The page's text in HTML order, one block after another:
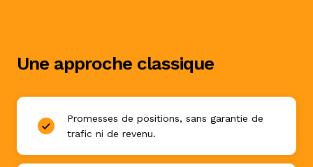
Une approche classique
Promesses de positions, sans garantie de
trafic ni de revenu.